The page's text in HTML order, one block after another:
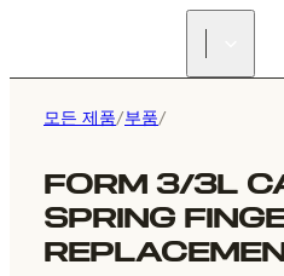
모든 제품/부품/
FORM 3/3L
SPRING